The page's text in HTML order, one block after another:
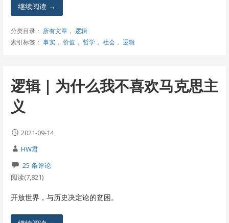
继续阅读 →
分类目录： 所有文章， 逻辑
索引标签： 事实， 价值 ， 哲学， 社会， 逻辑
逻辑 | 为什么我不喜欢马克思主
义
2021-09-14
HW君
25 条评论
阅读(7,821)
开放世界，与历史决定论的贫困。